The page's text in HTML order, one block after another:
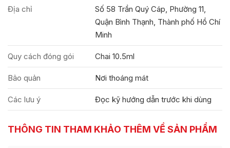
Địa chỉ
Số 58 Trần Quý Cáp, Phường 11,
Quận Bình Thạnh, Thành phố Hồ Chí
Minh
Quy cách đóng gói Chai 10.5ml
Bảo quản Nơi thoáng mát
Các lưu ý Đọc kỹ hướng dẫn trước khi dùng
THÔNG TIN THAM KHẢO THÊM VỀ SẢN PHẨM